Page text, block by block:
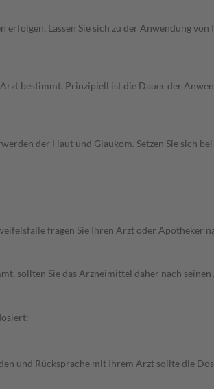
Lassen Sie sich zu der Anwendung
bestimmt. Prinzipiell ist die Dauer der
der Haut und Glaukom. Setzen Sie sich
fragen Sie Ihren Arzt oder Apotheker
sollten Sie das Arzneimittel daher nach
und Rücksprache mit Ihrem Arzt sollte die